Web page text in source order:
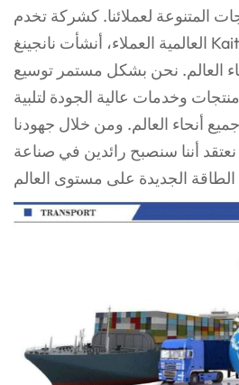
المتنوعة لعملائنا. كشركة تخدم
العالمية العملاء، أنشأت نانجينغ Kaitong العديد من
العالم. نحن بشكل مستمر توسيع
وخدمات عالية الجودة لتلبية
أنحاء العالم. ومن خلال جهودنا
نعتقد أننا سنصبح رائدين في صناعة